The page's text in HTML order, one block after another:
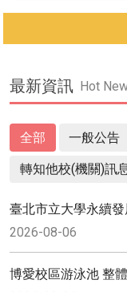
最新資訊 Hot
全部 一般公告
轉知他校(機關)訊
臺北市立大學永續
2026-08-06
博愛校區游泳池 整